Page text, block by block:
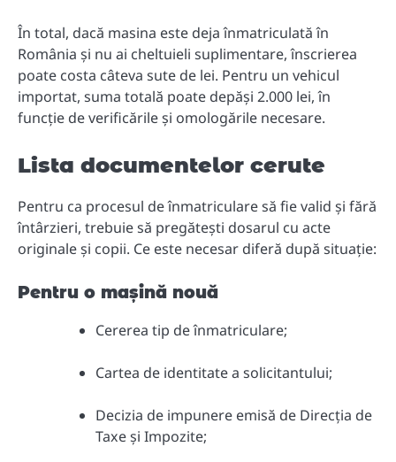
În total, dacă masina este deja înmatriculată în
România și nu ai cheltuieli suplimentare, înscrierea
poate costa câteva sute de lei. Pentru un vehicul
importat, suma totală poate depăși 2.000 lei, în
funcție de verificările și omologările necesare.
Lista documentelor cerute
Pentru ca procesul de înmatriculare să fie valid și fără
întârzieri, trebuie să pregătești dosarul cu acte
originale și copii. Ce este necesar diferă după situație:
Pentru o mașină nouă
Cererea tip de înmatriculare;
Cartea de identitate a solicitantului;
Decizia de impunere emisă de Direcția de
Taxe și Impozite;